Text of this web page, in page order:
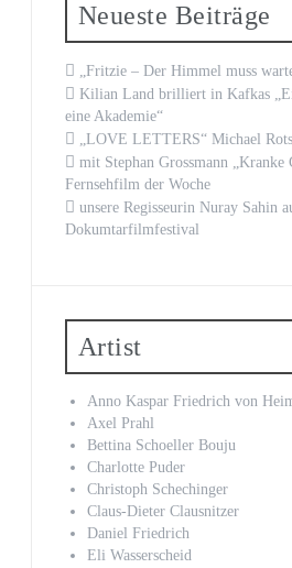
Neueste Beiträge
„Fritzie – Der Himmel muss
Kilian Land brilliert in Kafkas
eine Akademie“
„LOVE LETTERS“ Michael
mit Stephan Grossmann „Kranke
Fernsehfilm der Woche
unsere Regisseurin Nuray Sahin
Dokumtarfilmfestival
Artist
Anno Kaspar Friedrich von
Axel Prahl
Bettina Schoeller Bouju
Charlotte Puder
Christoph Schechinger
Claus-Dieter Clausnitzer
Daniel Friedrich
Eli Wasserscheid